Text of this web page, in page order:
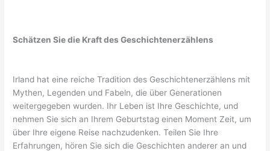
Schätzen Sie die Kraft des Geschichtenerzählens
Irland hat eine reiche Tradition des Geschichtenerzählens mit
Mythen, Legenden und Fabeln, die über Generationen
weitergegeben wurden. Ihr Leben ist Ihre Geschichte, und
nehmen Sie sich an Ihrem Geburtstag einen Moment Zeit, um
über Ihre eigene Reise nachzudenken. Teilen Sie Ihre
Erfahrungen, hören Sie sich die Geschichten anderer an und